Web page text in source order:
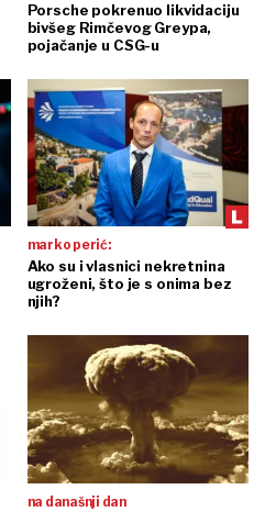
Porsche pokrenuo likvidaciju
bivšeg Rimčevog Greypa,
pojačanje u CSG-u
marko perić:
Ako su i vlasnici nekretnina
ugroženi, što je s onima bez
njih?
na današnji dan